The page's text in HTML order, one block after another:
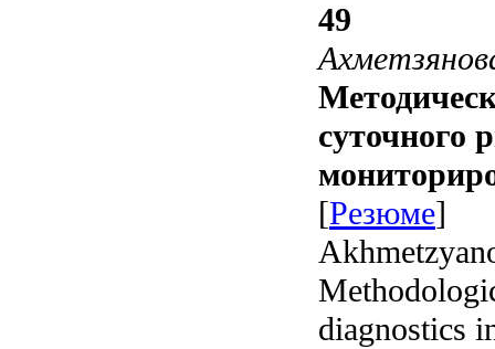
49
суточного
[Резюме]
diagnostics